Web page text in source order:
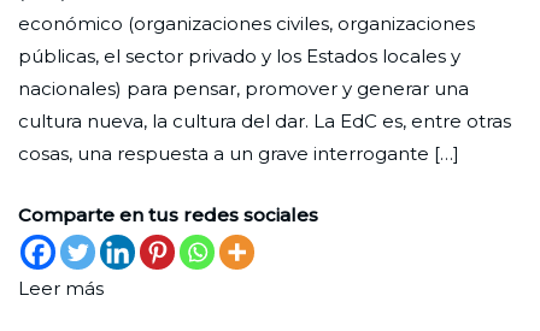
noviembre
de
2024
económico (organizaciones civiles, organizaciones
públicas, el sector privado y los Estados locales y
nacionales) para pensar, promover y generar una
cultura nueva, la cultura del dar. La EdC es, entre otras
cosas, una respuesta a un grave interrogante […]
Comparte en tus redes sociales
Leer más